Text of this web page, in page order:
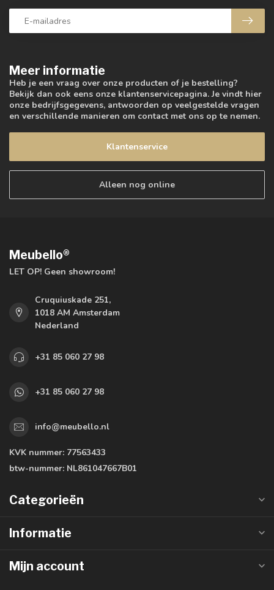
Meer informatie
Heb je een vraag over onze producten of je bestelling?
Bekijk dan ook eens onze klantenservicepagina. Je vindt hier
onze bedrijfsgegevens, antwoorden op veelgestelde vragen
en verschillende manieren om contact met ons op te nemen.
Klantenservice
Alleen nog online
Meubello®
LET OP! Geen showroom!
Cruquiuskade 251,
1018 AM Amsterdam
Nederland
+31 85 060 27 98
+31 85 060 27 98
info@meubello.nl
KVK nummer: 77563433
btw-nummer: NL861047667B01
Categorieën
Informatie
Mijn account